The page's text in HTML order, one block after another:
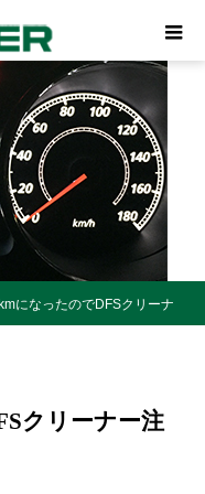
になったのでDFSクリーナ
クリーナー注